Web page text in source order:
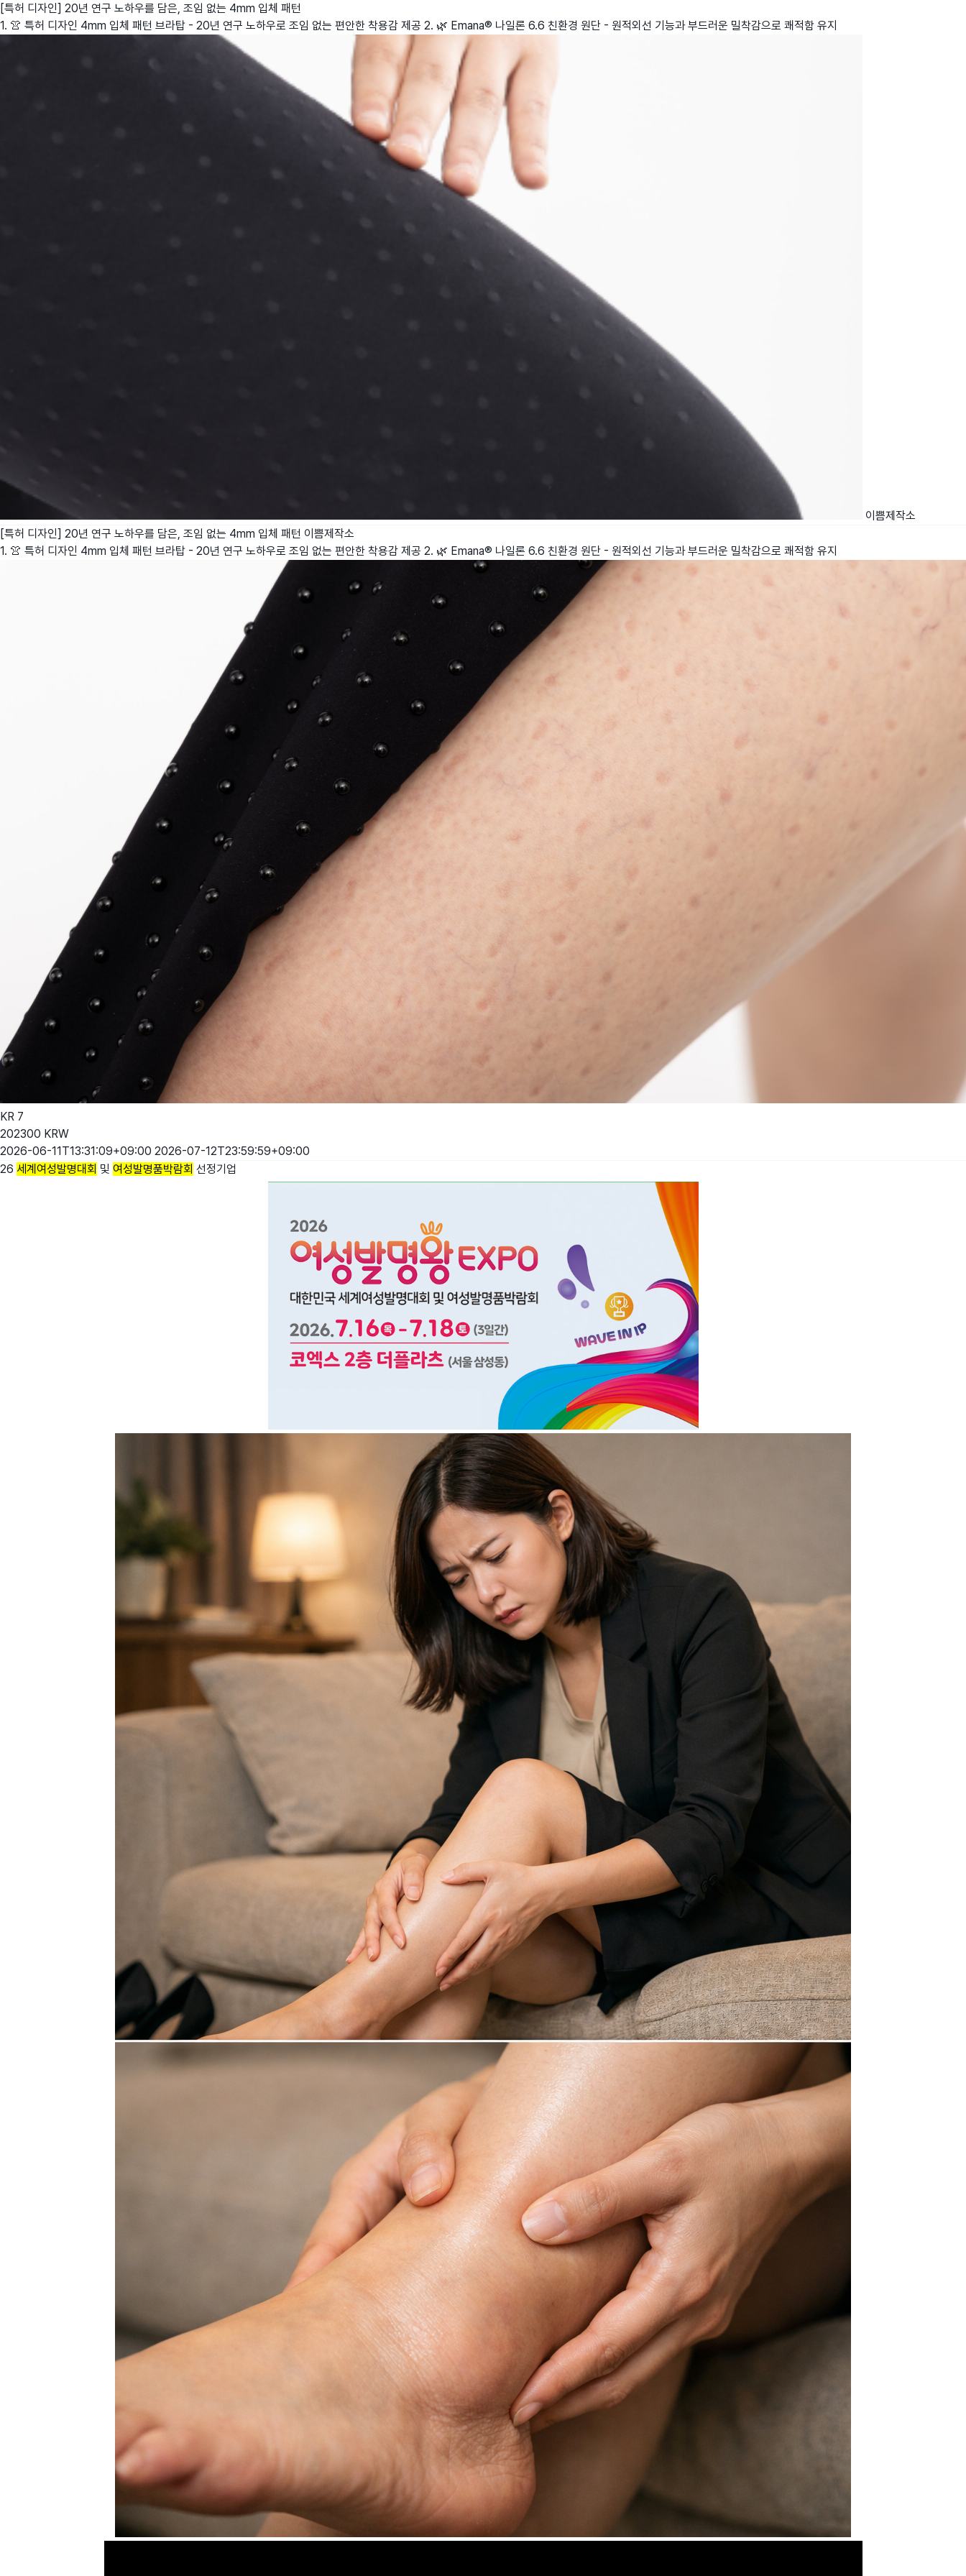
[특허 디자인] 20년 연구 노하우를 담은, 조임 없는 4mm 입체 패턴
1. 👚 특허 디자인 4mm 입체 패턴 브라탑 - 20년 연구 노하우로 조임 없는 편안한 착용감 제공 2. 🌿 Emana® 나일론 6.6 친환경 원단 - 원적외선 기능과 부드러운 밀착감으로 쾌적함 유지
이쁨제작소
[특허 디자인] 20년 연구 노하우를 담은, 조임 없는 4mm 입체 패턴 이쁨제작소
1. 👚 특허 디자인 4mm 입체 패턴 브라탑 - 20년 연구 노하우로 조임 없는 편안한 착용감 제공 2. 🌿 Emana® 나일론 6.6 친환경 원단 - 원적외선 기능과 부드러운 밀착감으로 쾌적함 유지
KR 7
202300 KRW
2026-06-11T13:31:09+09:00 2026-07-12T23:59:59+09:00
26 세계여성발명대회 및 여성발명품박람회 선정기업